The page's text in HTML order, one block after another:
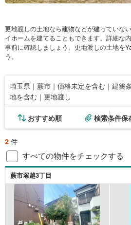
更地渡しの土地なら建物などが建っていな
イホームを建てることもできます。詳細な
事前に確認しましょう。更地渡しの土地を
う。
埼玉県｜蕨市｜価格未定を含む｜建築
地を含む｜更地渡し
おすすめ順 検索条件保
2 件
すべての物件をチェックする
蕨市塚越3丁目